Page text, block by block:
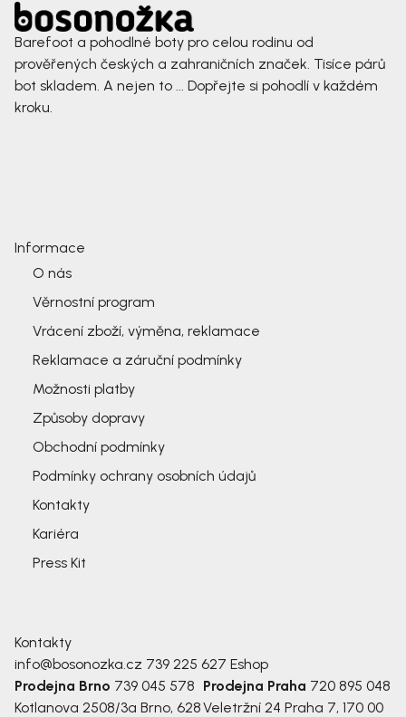
Barefoot a pohodlné boty pro celou rodinu od
prověřených českých a zahraničních značek. Tisíce párů
bot skladem. A nejen to ... Dopřejte si pohodlí v každém
kroku.
Informace
O nás
Věrnostní program
Vrácení zboží, výměna, reklamace
Reklamace a záruční podmínky
Možnosti platby
Způsoby dopravy
Obchodní podmínky
Podmínky ochrany osobních údajů
Kontakty
Kariéra
Press Kit
Kontakty
info@bosonozka.cz 739 225 627 Eshop
Prodejna Brno 739 045 578
Kotlanova 2508/3a Brno, 628
Prodejna Praha 720 895 048
Veletržní 24 Praha 7, 170 00